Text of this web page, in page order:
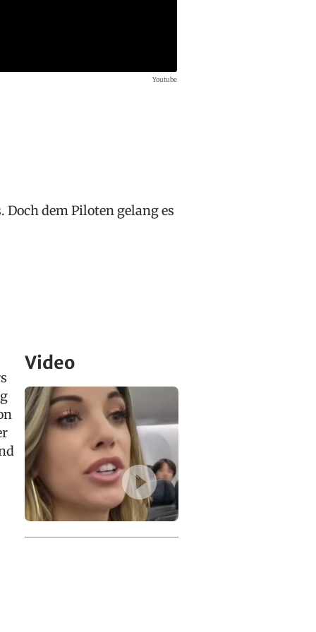
Youtube
dem Piloten gelang es
Video